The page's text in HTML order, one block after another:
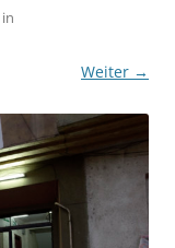
in
Weiter →